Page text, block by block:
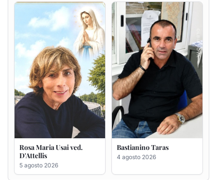
Rosa Maria Usai ved.
D'Attellis
5 agosto 2026
Bastianino Taras
4 agosto 2026